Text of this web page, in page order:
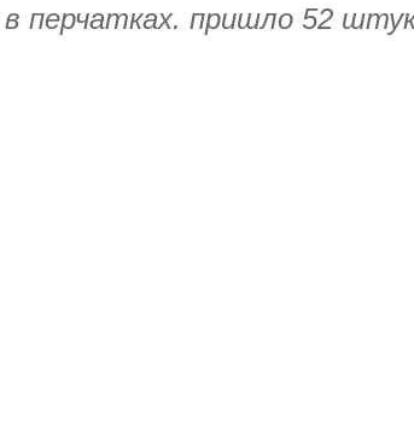
перчатках. пришло 52